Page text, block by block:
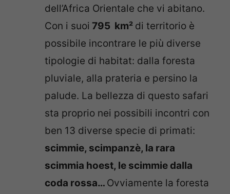
dell’Africa Orientale che vi abitano.
Con i suoi 795 km² di territorio è
possibile incontrare le più diverse
tipologie di habitat: dalla foresta
pluviale, alla prateria e persino la
palude. La bellezza di questo safari
sta proprio nei possibili incontri con
ben 13 diverse specie di primati:
scimmie, scimpanzè, la rara
scimmia hoest, le scimmie dalla
coda rossa… Ovviamente la foresta